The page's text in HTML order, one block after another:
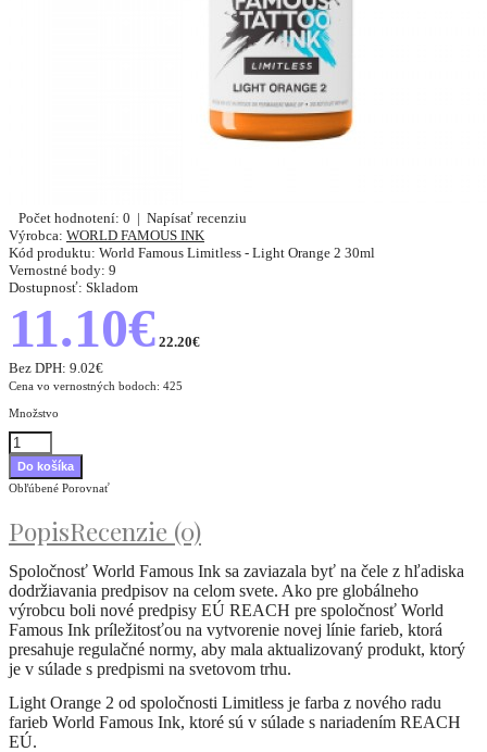
Počet hodnotení: 0 | Napísať recenziu
Výrobca: WORLD FAMOUS INK
Kód produktu: World Famous Limitless - Light Orange 2 30ml
Vernostné body: 9
Dostupnosť: Skladom
11.10€ 22.20€
Bez DPH: 9.02€
Cena vo vernostných bodoch: 425
Množstvo
Obľúbené Porovnať
PopisRecenzie (0)
Spoločnosť World Famous Ink sa zaviazala byť na čele z hľadiska
dodržiavania predpisov na celom svete. Ako pre globálneho
výrobcu boli nové predpisy EÚ REACH pre spoločnosť World
Famous Ink príležitosťou na vytvorenie novej línie farieb, ktorá
presahuje regulačné normy, aby mala aktualizovaný produkt, ktorý
je v súlade s predpismi na svetovom trhu.
Light Orange 2 od spoločnosti Limitless je farba z nového radu
farieb World Famous Ink, ktoré sú v súlade s nariadením REACH
EÚ.